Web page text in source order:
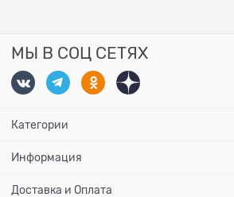
МЫ В СОЦ СЕТЯХ
Категории
Информация
Доставка и Оплата